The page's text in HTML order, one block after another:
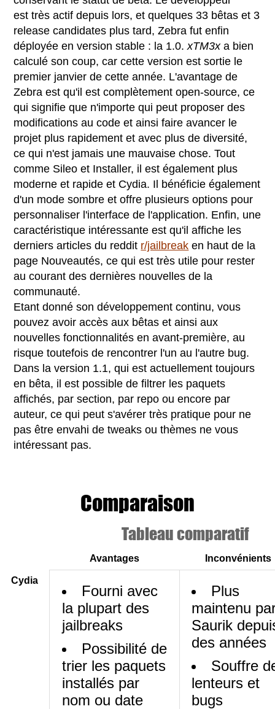
est très actif depuis lors, et quelques 33 bêtas et 3
release candidates plus tard, Zebra fut enfin
déployée en version stable : la 1.0.xTM3xa bien
calculé son coup, car cette version est sortie le
premier janvier de cette année. L'avantage de
Zebra est qu'il est complètement open-source, ce
qui signifie que n'importe qui peut proposer des
modifications au code et ainsi faire avancer le
projet plus rapidement et avec plus de diversité,
ce qui n'est jamais une mauvaise chose. Tout
comme Sileo et Installer, il est également plus
moderne et rapide et Cydia. Il bénéficie également
d'un mode sombre et offre plusieurs options pour
personnaliser l'interface de l'application. Enfin, une
caractéristique intéressante est qu'il affiche les
derniers articles du reddit r/jailbreak en haut de la
page Nouveautés, ce qui est très utile pour rester
au courant des dernières nouvelles de la
communauté.
Etant donné son développement continu, vous
pouvez avoir accès aux bêtas et ainsi aux
nouvelles fonctionnalités en avant-première, au
risque toutefois de rencontrer l'un au l'autre bug.
Dans la version 1.1, qui est actuellement toujours
en bêta, il est possible de filtrer les paquets
affichés, par section, par repo ou encore par
auteur, ce qui peut s'avérer très pratique pour ne
pas être envahi de tweaks ou thèmes ne vous
intéressant pas.
Comparaison
Tableau comparatif
Avantages Inconvénients
Cydia
Fourni avec
la plupart des
jailbreaks
Possibilité de
trier les paquets
installés par
nom ou date
Plus
maintenu
Saurik
des années
Souffre
lenteurs et
bugs